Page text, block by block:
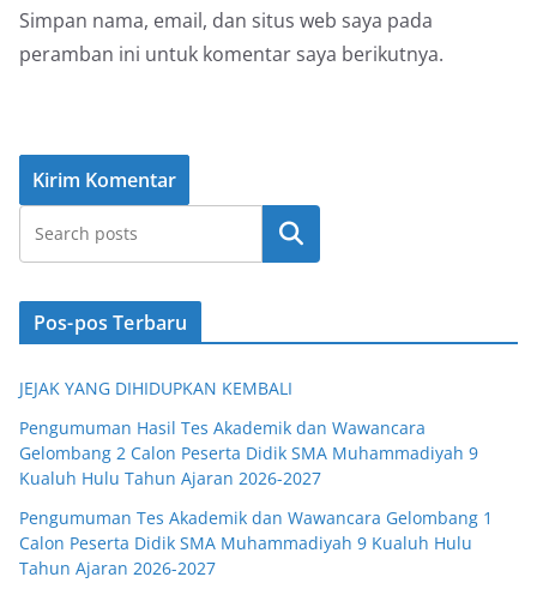
Simpan nama, email, dan situs web saya pada
peramban ini untuk komentar saya berikutnya.
Cari
Pos-pos Terbaru
JEJAK YANG DIHIDUPKAN KEMBALI
Pengumuman Hasil Tes Akademik dan Wawancara
Gelombang 2 Calon Peserta Didik SMA Muhammadiyah 9
Kualuh Hulu Tahun Ajaran 2026-2027
Pengumuman Tes Akademik dan Wawancara Gelombang 1
Calon Peserta Didik SMA Muhammadiyah 9 Kualuh Hulu
Tahun Ajaran 2026-2027